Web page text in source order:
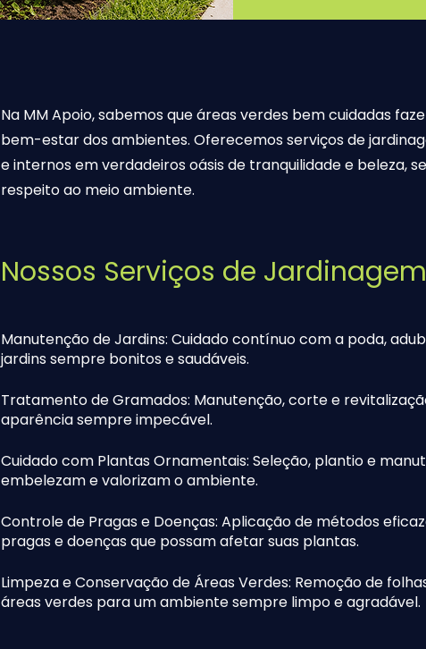
Na MM Apoio, sabemos que áreas verdes bem cuidadas
bem-estar dos ambientes. Oferecemos serviços de
e internos em verdadeiros oásis de tranquilidade e beleza,
respeito ao meio ambiente.
Nossos Serviços de
Manutenção de Jardins: Cuidado contínuo com a poda,
jardins sempre bonitos e saudáveis.
Tratamento de Gramados: Manutenção, corte e
aparência sempre impecável.
Cuidado com Plantas Ornamentais: Seleção, plantio e
embelezam e valorizam o ambiente.
Controle de Pragas e Doenças: Aplicação de métodos
pragas e doenças que possam afetar suas plantas.
Limpeza e Conservação de Áreas Verdes: Remoção de
áreas verdes para um ambiente sempre limpo e agradável.